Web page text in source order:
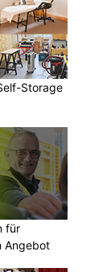
Storage
für
Angebot